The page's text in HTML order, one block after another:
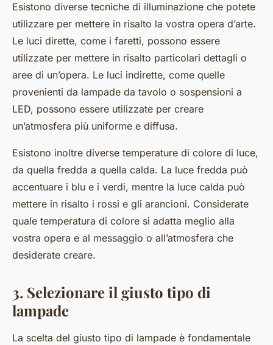
Esistono diverse tecniche di illuminazione che potete
utilizzare per mettere in risalto la vostra opera d’arte.
Le luci dirette, come i faretti, possono essere
utilizzate per mettere in risalto particolari dettagli o
aree di un’opera. Le luci indirette, come quelle
provenienti da lampade da tavolo o sospensioni a
LED, possono essere utilizzate per creare
un’atmosfera più uniforme e diffusa.
Esistono inoltre diverse temperature di colore di luce,
da quella fredda a quella calda. La luce fredda può
accentuare i blu e i verdi, mentre la luce calda può
mettere in risalto i rossi e gli arancioni. Considerate
quale temperatura di colore si adatta meglio alla
vostra opera e al messaggio o all’atmosfera che
desiderate creare.
3. Selezionare il giusto tipo di
lampade
La scelta del giusto tipo di lampade è fondamentale